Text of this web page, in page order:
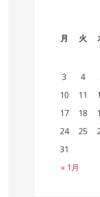
月 火
« 1月
3
4
10
11
17
18
24
25
31